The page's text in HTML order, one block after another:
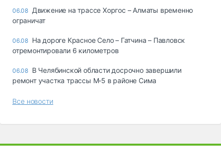
06.08 Движение на трассе Хоргос – Алматы временно
ограничат
06.08 На дороге Красное Село – Гатчина – Павловск
отремонтировали 6 километров
06.08 В Челябинской области досрочно завершили
ремонт участка трассы М‑5 в районе Сима
Все новости